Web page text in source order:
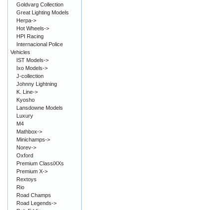
Goldvarg Collection
Great Lighting Models
Herpa->
Hot Wheels->
HPI Racing
Internacional Police
Vehicles
IST Models->
Ixo Models->
J-collection
Johnny Lightning
K. Line->
Kyosho
Lansdowne Models
Luxury
M4
Mathbox->
Minichamps->
Norev->
Oxford
Premium ClassiXXs
Premium X->
Rextoys
Rio
Road Champs
Road Legends->